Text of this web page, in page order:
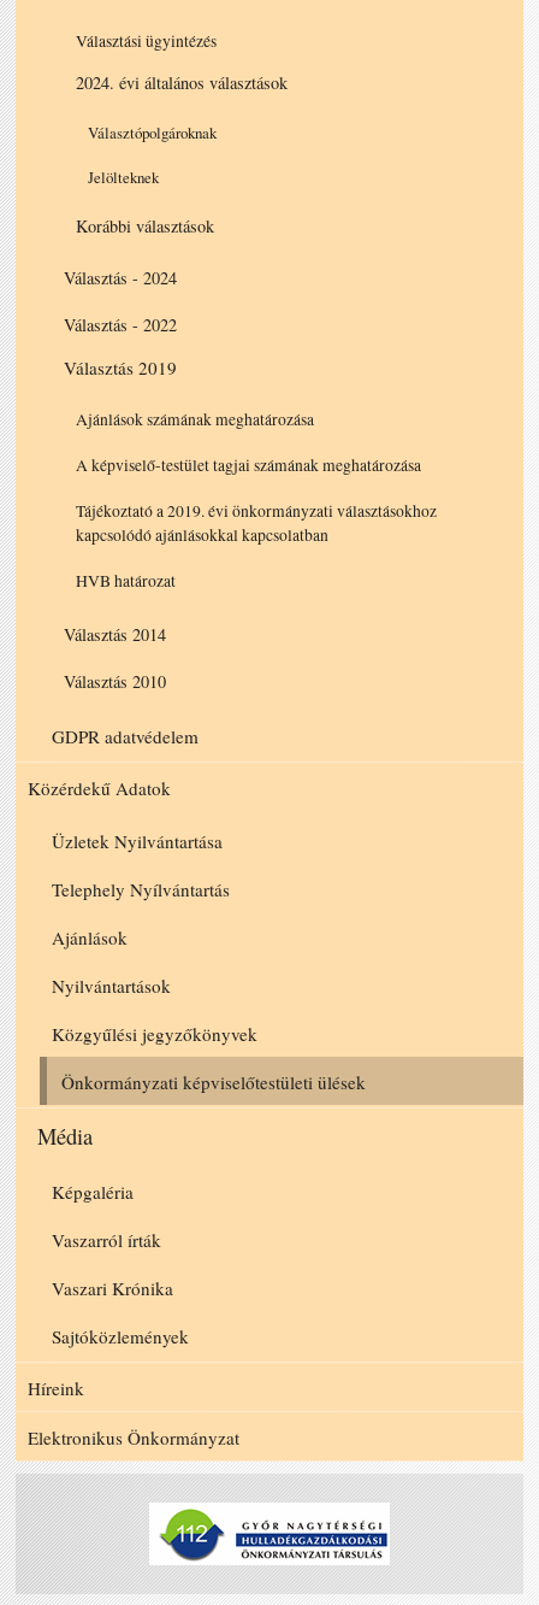
Választási ügyintézés
2024. évi általános választások
Választópolgároknak
Jelölteknek
Korábbi választások
Választás - 2024
Választás - 2022
Választás 2019
Ajánlások számának meghatározása
A képviselő-testület tagjai számának meghatározása
Tájékoztató a 2019. évi önkormányzati választásokhoz
kapcsolódó ajánlásokkal kapcsolatban
HVB határozat
Választás 2014
Választás 2010
GDPR adatvédelem
Közérdekű Adatok
Üzletek Nyilvántartása
Telephely Nyílvántartás
Ajánlások
Nyilvántartások
Közgyűlési jegyzőkönyvek
Önkormányzati képviselőtestületi ülések
Média
Képgaléria
Vaszarról írták
Vaszari Krónika
Sajtóközlemények
Híreink
Elektronikus Önkormányzat